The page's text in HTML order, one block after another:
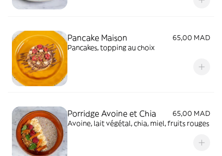
Pancake Maison
65,00 MAD
Pancakes, topping au choix
Porridge Avoine et Chia
65,00 MAD
Avoine, lait végétal, chia, miel, fruits rouges